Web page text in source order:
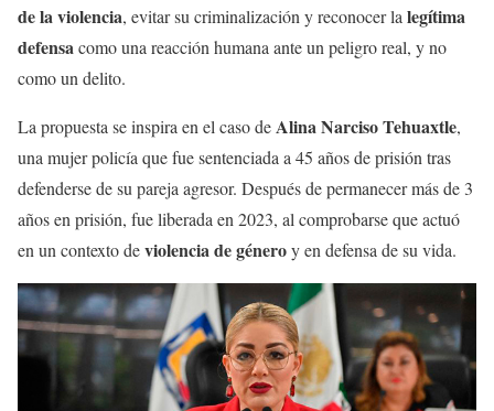
de la violencia, evitar su criminalización y reconocer la legítima
defensacomo una reacción humana ante un peligro real, y no
como un delito.
La propuesta se inspira en el caso deAlina Narciso Tehuaxtle,
una mujer policía que fue sentenciada a 45 años de prisión tras
defenderse de su pareja agresor. Después de permanecer más de 3
años en prisión, fue liberada en 2023, al comprobarse que actuó
en un contexto deviolencia de géneroy en defensa de su vida.